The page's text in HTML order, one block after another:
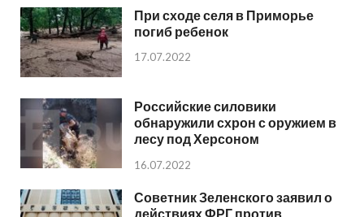
При сходе селя в Приморье
погиб ребенок
17.07.2022
Российские силовики
обнаружили схрон с оружием в
лесу под Херсоном
16.07.2022
Советник Зеленского заявил о
действиях ФРГ против